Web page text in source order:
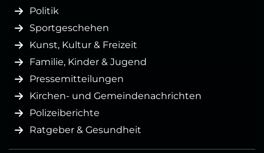
Politik
Sportgeschehen
Kunst, Kultur & Freizeit
Familie, Kinder & Jugend
Pressemitteilungen
Kirchen- und Gemeindenachrichten
Polizeiberichte
Ratgeber & Gesundheit